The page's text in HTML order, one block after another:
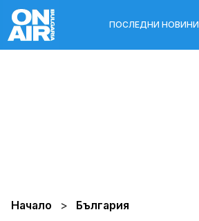
ПОСЛЕДНИ НОВИНИ
Начало България